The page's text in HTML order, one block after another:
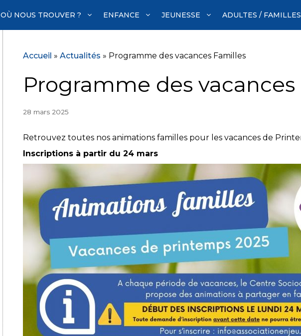
OÙ NOUS TROUVER ? ENFANCE JEUNESSE ADULTES / FAMILLES
Accueil » Actualités » Programme des vacances Familles
Programme des
28 mars 2025
Retrouvez toutes nos animations familles pour les vacances de
Inscriptions à partir du 24 mars